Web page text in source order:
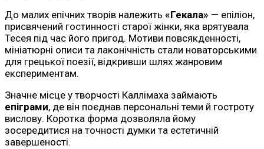
До малих епічних творів належить «Гекала» — епіліон,
присвячений гостинності старої жінки, яка врятувала
Тесея під час його пригод. Мотиви повсякденності,
мініатюрні описи та лаконічність стали новаторськими
для грецької поезії, відкривши шлях жанровим
експериментам.
Значне місце у творчості Каллімаха займають
епіграми, де він поєднав персональні теми й гостроту
вислову. Коротка форма дозволяла йому
зосередитися на точності думки та естетичній
завершеності.